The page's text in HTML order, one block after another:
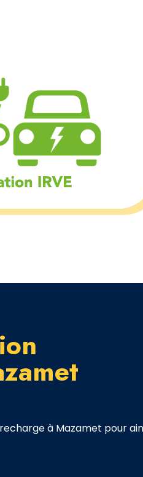
à Mazamet pour